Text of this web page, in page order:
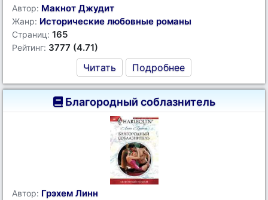
Автор: Макнот Джудит
Жанр: Исторические любовные романы
Страниц: 165
Рейтинг: 3777 (4.71)
Читать Подробнее
Благородный соблазнитель
Автор: Грэхем Линн